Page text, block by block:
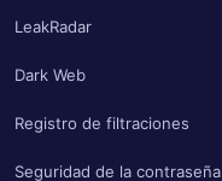
LeakRadar
Dark Web
Registro de filtraciones
Seguridad de la contraseña